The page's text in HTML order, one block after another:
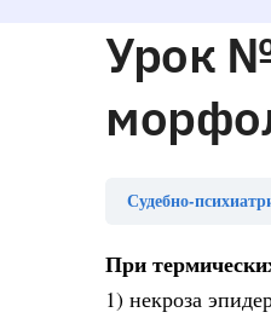
Урок
Судебно-
При
1) некроза